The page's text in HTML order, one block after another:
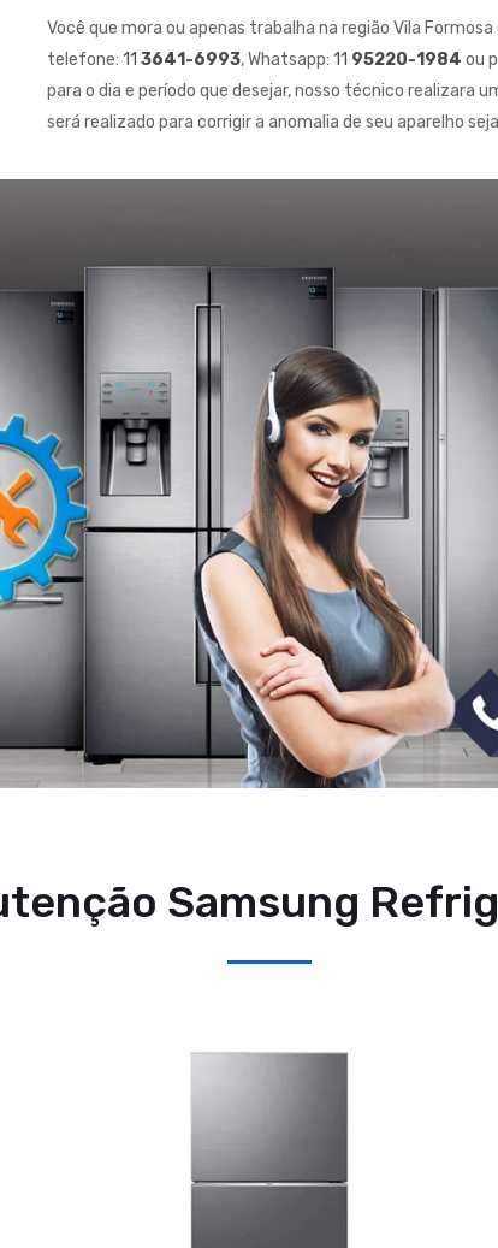
Você que mora ou apenas trabalha na região Vila
telefone: 11 3641-6993, Whatsapp: 11 95220-1984 ou
para o dia e período que desejar, nosso técnico realizara
será realizado para corrigir a anomalia de seu aparelho
Samsung